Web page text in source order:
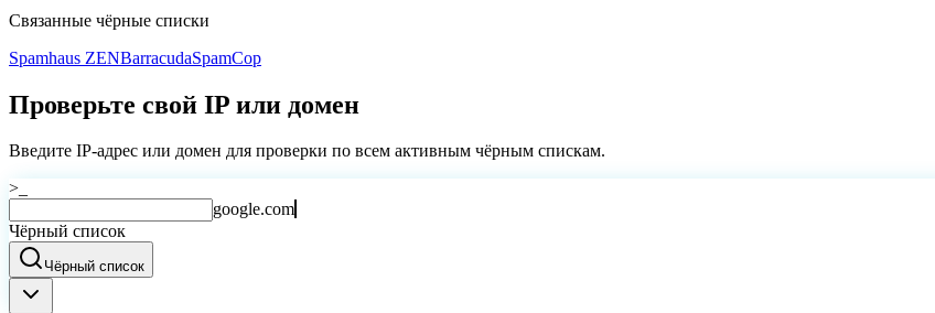
Связанные чёрные списки
Spamhaus ZENBarracudaSpamCop
Проверьте свой IP или домен
Введите IP-адрес или домен для проверки по всем активным чёрным спискам.
>_
google.com
Чёрный список
Чёрный список